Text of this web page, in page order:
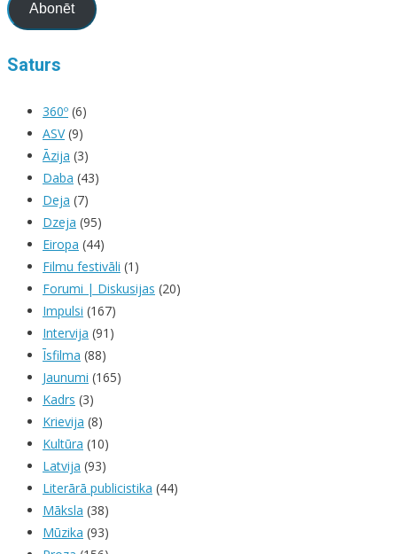
Abonēt
Saturs
360º (6)
ASV(9)
Āzija (3)
Daba (43)
Deja (7)
Dzeja (95)
Eiropa (44)
Filmu festivāli (1)
Forumi | Diskusijas (20)
Impulsi (167)
Intervija (91)
Īsfilma (88)
Jaunumi (165)
Kadrs (3)
Krievija (8)
Kultūra (10)
Latvija (93)
Literārā publicistika (44)
Māksla (38)
Mūzika (93)